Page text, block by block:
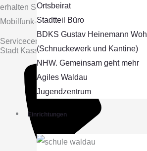
Ortsbeirat
Stadtteil Büro
BDKS Gustav Heinemann
(Schnuckewerk und Kantine)
NHW. Gemeinsam geht mehr
Agiles Waldau
Jugendzentrum
Einrichtungen
erhalten Sie eine verbindliche Auskunft
Mobilfunk- oder Festnetzanbieter.
Servicecenter
Stadt Kassel